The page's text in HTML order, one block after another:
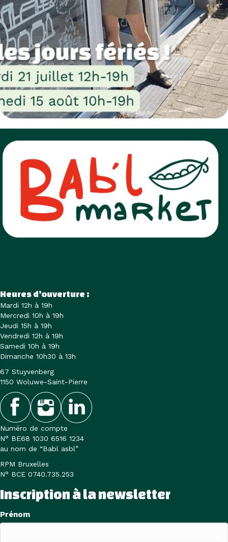
Heures d’ouverture :
Mardi 12h à 19h
Mercredi 10h à 19h
Jeudi 15h à 19h
Vendredi 12h à 19h
Samedi 10h à 19h
Dimanche 10h30 à 13h
67 Stuyvenberg
1150 Woluwe-Saint-Pierre
Numéro de compte
N° BE68 1030 6516 1234
au nom de “Babl asbl”
RPM Bruxelles
N° BCE 0740.735.253
Inscription à la newsletter
Nom
(Nécessaire)
Prénom